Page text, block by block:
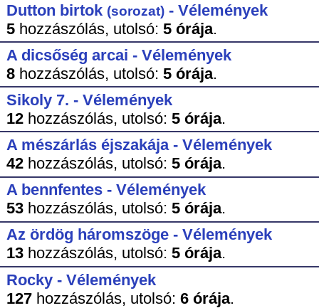
Dutton birtok (sorozat)- Vélemények
5hozzászólás, utolsó: 5 órája.
A dicsőség arcai - Vélemények
8hozzászólás, utolsó: 5 órája.
Sikoly 7. - Vélemények
12hozzászólás, utolsó: 5 órája.
A mészárlás éjszakája - Vélemények
42hozzászólás, utolsó: 5 órája.
A bennfentes - Vélemények
53hozzászólás, utolsó: 5 órája.
Az ördög háromszöge - Vélemények
13hozzászólás, utolsó: 5 órája.
Rocky - Vélemények
127hozzászólás, utolsó: 6 órája.